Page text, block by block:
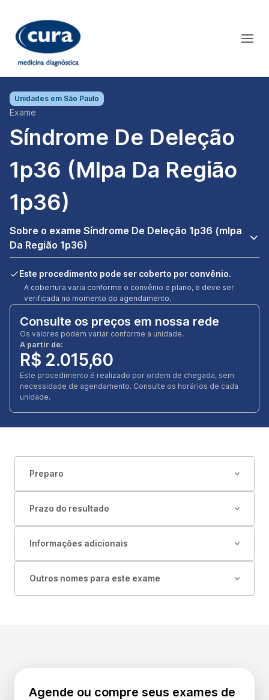
Unidades em São Paulo
Exame
Síndrome De Deleção
1p36 (mlpa Da Região
1p36)
Sobre o exame Síndrome De Deleção 1p36 (mlpa
Da Região 1p36)
Este procedimento pode ser coberto por convênio.
A cobertura varia conforme o convênio e plano, e deve ser
verificada no momento do agendamento.
Consulte os preços em nossa rede
Os valores podem variar conforme a unidade.
A partir de:
R$ 2.015,60
Este procedimento é realizado por ordem de chegada, sem
necessidade de agendamento. Consulte os horários de cada
unidade.
Preparo
Prazo do resultado
Informações adicionais
Outros nomes para este exame
Agende ou compre seus exames de